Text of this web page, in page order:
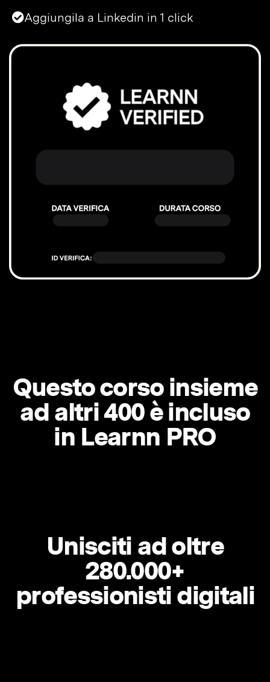
Aggiungila a Linkedin in 1 click
Questo corso insieme
ad altri 400 è incluso
in Learnn PRO
Unisciti ad oltre
280.000+
professionisti digitali